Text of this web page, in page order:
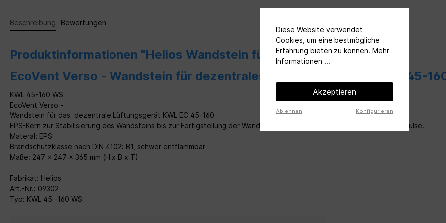
Beschreibung Bewertungen
Produktinformationen "Helios Wandstein für KWL 45-160| 365 mm "
EcoVent Verso - Wandstein für dezentrales Lüftungsgerät KWL EC 45-
KWL 45-160 WS
EcoVent Verso -
Wandstein für das dezentrale Lüftungsgerät KWL EC 45-160
EPS-Kern zur Stabilisierung des Wandsteins bis zur Fertigstellung der Wand, bzw. Montage der
KWL EC 45-160 – Wandhülse.
Materal: EPS
Brandschutzklasse nach DIN 4102: B1, schwer entflammbar
Maße: 247 x 247 x 365 mm (H x B x T)
Fabrikat: Helios
Art.-Nr.: 09302
Typ: KWL 45 -160 WS
Diese Website verwendet
Cookies, um eine bestmögliche
Erfahrung bieten zu können. Mehr
Informationen ...
Akzeptieren
Ablehnen Konfigurieren